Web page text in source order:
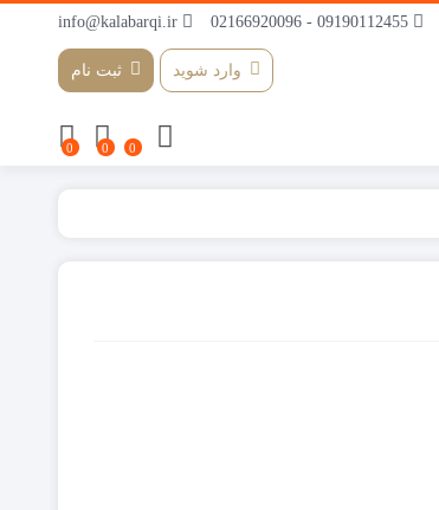
09190112455 - 02166920096
info@kalabarqi.ir
وارد شوید ثبت نام
0
0
0